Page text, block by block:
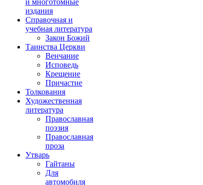
и многотомные
издания
Справочная и
учебная литература
Закон Божий
Таинства Церкви
Венчание
Исповедь
Крещение
Причастие
Толкования
Художественная
литература
Православная
поэзия
Православная
проза
Утварь
Гайтаны
Для
автомобиля